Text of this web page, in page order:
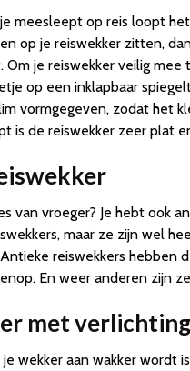
meesleept op reis loopt
op je reiswekker zitten,
Om je reiswekker veilig
op een inklapbaar
vormgegeven, zodat het
is de reiswekker zeer plat
van vroeger? Je hebt ook
maar ze zijn wel
reiswekkers hebben
En weer anderen zijn
met verlichting
wekker aan wakker wordt